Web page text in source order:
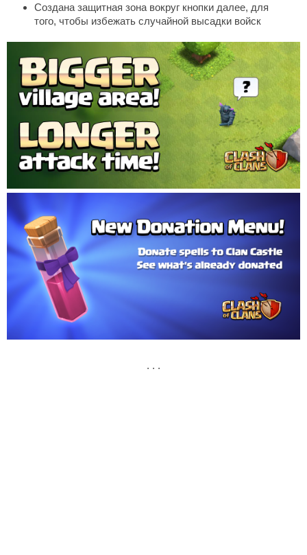
Создана защитная зона вокруг кнопки далее, для
того, чтобы избежать случайной высадки войск
. . .